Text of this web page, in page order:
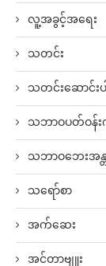
လူ့အခွင့်အရေး
သတင်း
သတင်းဆောင်းပ
သဘာဝပတ်ဝန်း
သဘာဝဘေးအန္
သရော်စာ
အက်ဆေး
အင်တာဗျူး